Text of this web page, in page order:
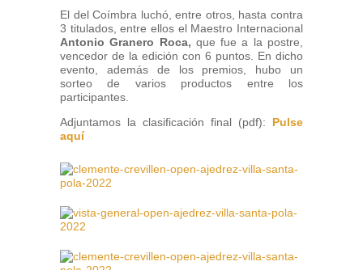
El del Coímbra luchó, entre otros, hasta contra
3 titulados, entre ellos el Maestro Internacional
Antonio Granero Roca, que fue a la postre,
vencedor de la edición con 6 puntos. En dicho
evento, además de los premios, hubo un
sorteo de varios productos entre los
participantes.
Adjuntamos la clasificación final (pdf):
Pulse
aquí